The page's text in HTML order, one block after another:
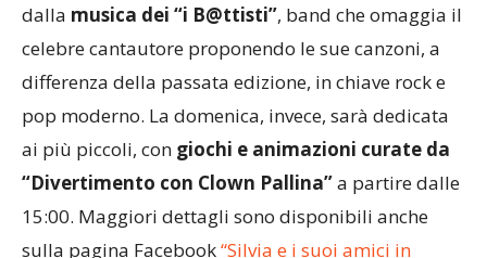
La serata di sabato, dalle ore 20:30, sarà animata
dallamusica dei “i B@ttisti”, band che omaggia il
celebre cantautore proponendo le sue canzoni, a
differenza della passata edizione, in chiave rock e
pop moderno. La domenica, invece, sarà dedicata
ai più piccoli, congiochi e animazioni curate da
“Divertimento con Clown Pallina”a partire dalle